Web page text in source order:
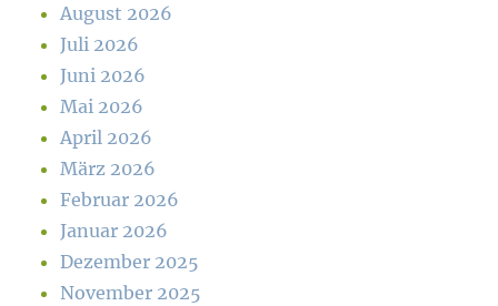
August 2026
Juli 2026
Juni 2026
Mai 2026
April 2026
März 2026
Februar 2026
Januar 2026
Dezember 2025
November 2025